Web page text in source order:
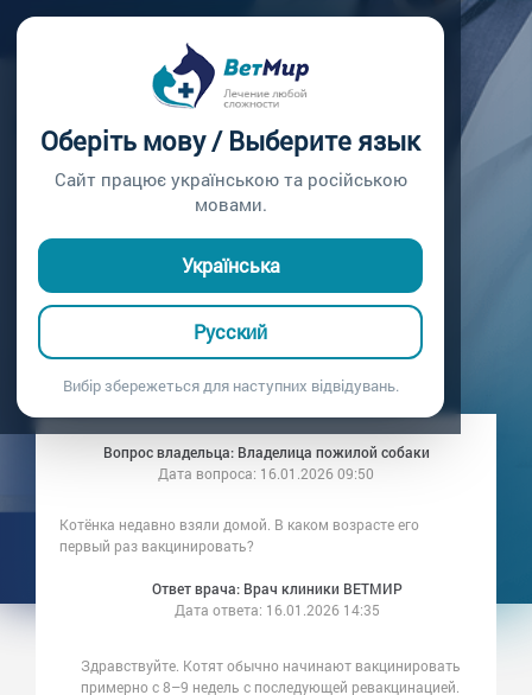
Оберіть мову / Выберите язык
Сайт працює українською та російською
мовами.
Українська
Русский
Вибір збережеться для наступних відвідувань.
Вопросы врачу /
КОГДА
ВАКЦИНИРОВАТЬ
КОТЁНКА ПЕРВЫЙ
РАЗ?
Вопрос владельца: Владелица пожилой собаки
Дата вопроса: 16.01.2026 09:50
Котёнка недавно взяли домой. В каком возрасте его
первый раз вакцинировать?
Ответ врача: Врач клиники ВЕТМИР
Дата ответа: 16.01.2026 14:35
Здравствуйте. Котят обычно начинают вакцинировать
примерно с 8–9 недель с последующей ревакцинацией.